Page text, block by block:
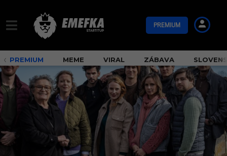
PREMIUM
PREMIUM MEME VIRAL ZÁBAVA